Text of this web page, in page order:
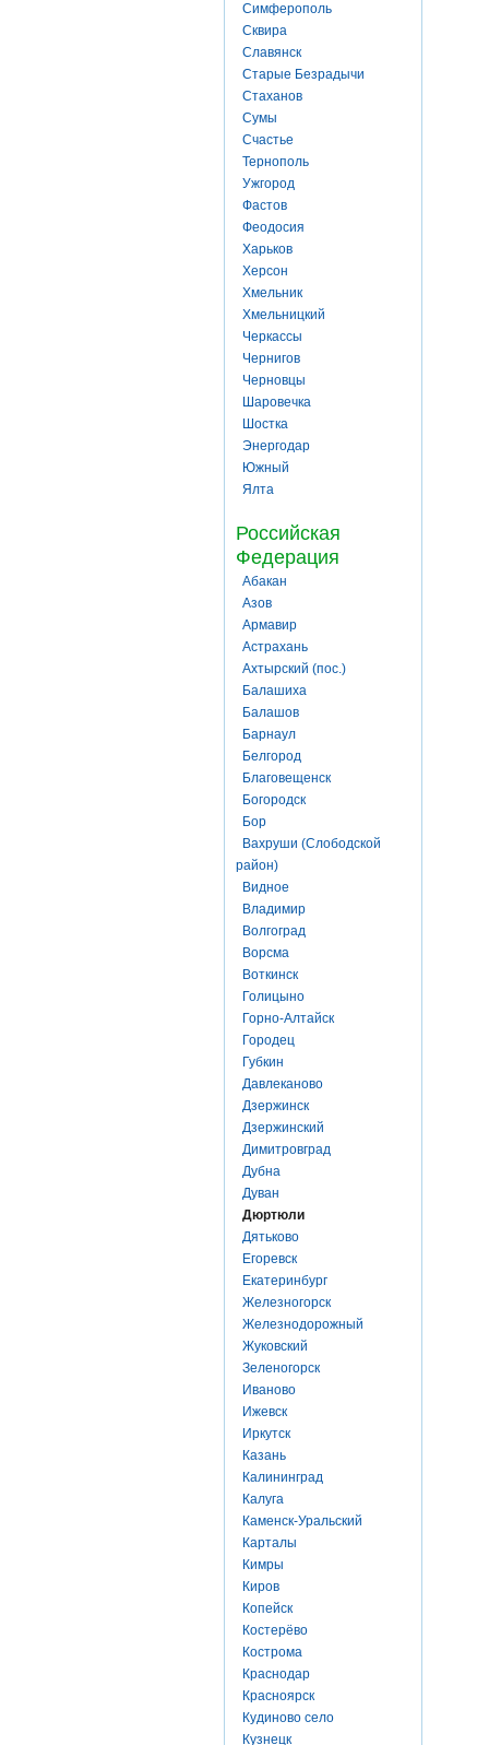
Симферополь
Сквира
Славянск
Старые Безрадычи
Стаханов
Сумы
Счастье
Тернополь
Ужгород
Фастов
Феодосия
Харьков
Херсон
Хмельник
Хмельницкий
Черкассы
Чернигов
Черновцы
Шаровечка
Шостка
Энергодар
Южный
Ялта
Российская
Федерация
Абакан
Азов
Армавир
Астрахань
Ахтырский (пос.)
Балашиха
Балашов
Барнаул
Белгород
Благовещенск
Богородск
Бор
Вахруши (Слободской
район)
Видное
Владимир
Волгоград
Ворсма
Воткинск
Голицыно
Горно-Алтайск
Городец
Губкин
Давлеканово
Дзержинск
Дзержинский
Димитровград
Дубна
Дуван
Дюртюли
Дятьково
Егоревск
Екатеринбург
Железногорск
Железнодорожный
Жуковский
Зеленогорск
Иваново
Ижевск
Иркутск
Казань
Калининград
Калуга
Каменск-Уральский
Карталы
Кимры
Киров
Копейск
Костерёво
Кострома
Краснодар
Красноярск
Кудиново село
Кузнецк